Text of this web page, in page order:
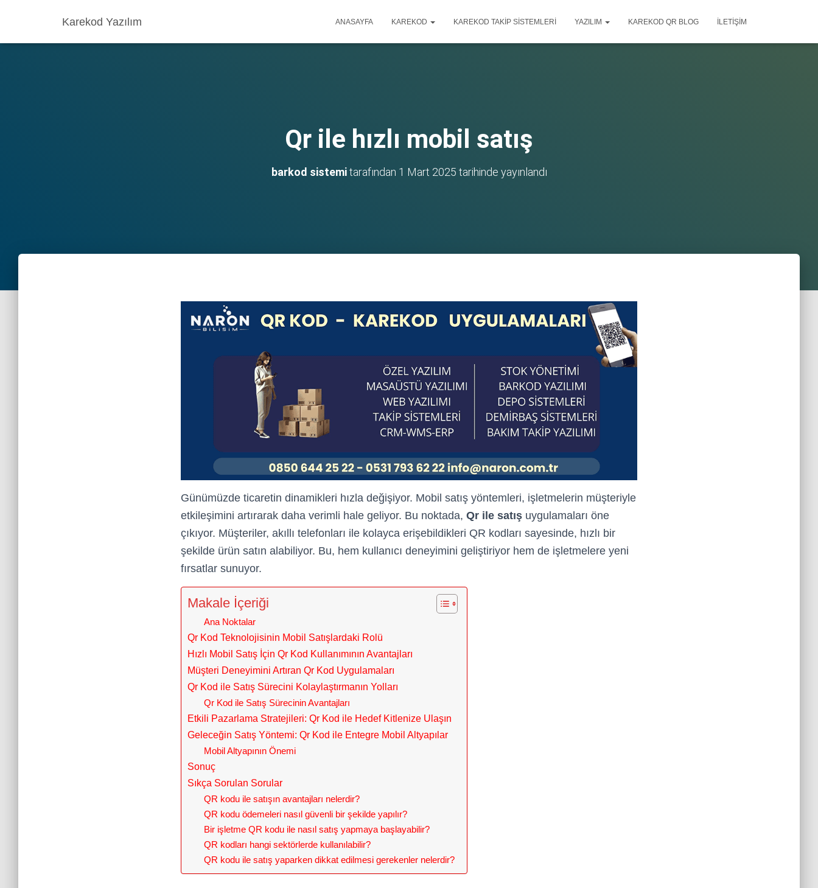
Karekod Yazılım ANASAYFA KAREKOD KAREKOD TAKIP SISTEMLERI YAZILIM KAREKOD QR BLOG İLETIŞIM
Qr ile hızlı mobil satış
barkod sistemitarafından 1 Mart 2025 tarihinde yayınlandı
Günümüzde ticaretin dinamikleri hızla değişiyor. Mobil satış yöntemleri, işletmelerin müşteriyle
etkileşimini artırarak daha verimli hale geliyor. Bu noktada, Qr ile satış uygulamaları öne
çıkıyor. Müşteriler, akıllı telefonları ile kolayca erişebildikleri QR kodları sayesinde, hızlı bir
şekilde ürün satın alabiliyor. Bu, hem kullanıcı deneyimini geliştiriyor hem de işletmelere yeni
fırsatlar sunuyor.
Makale İçeriği
Ana Noktalar
Qr Kod Teknolojisinin Mobil Satışlardaki Rolü
Hızlı Mobil Satış İçin Qr Kod Kullanımının Avantajları
Müşteri Deneyimini Artıran Qr Kod Uygulamaları
Qr Kod ile Satış Sürecini Kolaylaştırmanın Yolları
Qr Kod ile Satış Sürecinin Avantajları
Etkili Pazarlama Stratejileri: Qr Kod ile Hedef Kitlenize Ulaşın
Geleceğin Satış Yöntemi: Qr Kod ile Entegre Mobil Altyapılar
Mobil Altyapının Önemi
Sonuç
Sıkça Sorulan Sorular
QR kodu ile satışın avantajları nelerdir?
QR kodu ödemeleri nasıl güvenli bir şekilde yapılır?
Bir işletme QR kodu ile nasıl satış yapmaya başlayabilir?
QR kodları hangi sektörlerde kullanılabilir?
QR kodu ile satış yaparken dikkat edilmesi gerekenler nelerdir?